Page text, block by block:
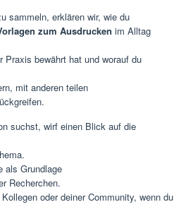
sammeln, erklären wir, wie du
zum Ausdrucken im Alltag
Praxis bewährt hat und worauf du
mit anderen teilen
suchst, wirf einen Blick auf die
als Grundlage
Recherchen.
oder deiner Community, wenn du